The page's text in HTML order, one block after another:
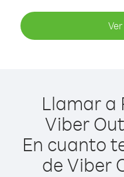
Llamar a
Viber
En cuanto
de Viber